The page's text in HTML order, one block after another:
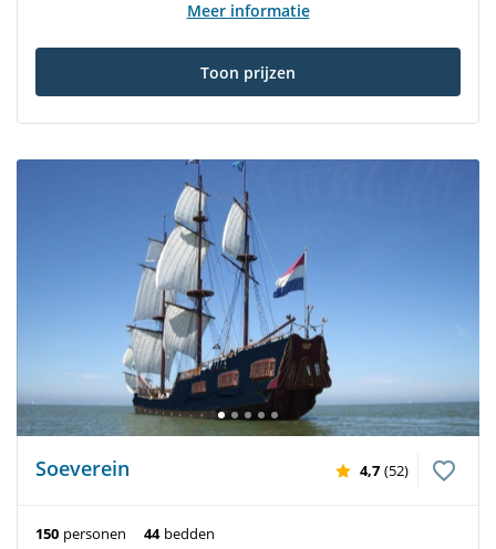
Meer informatie
Toon prijzen
Soeverein 4,7 (52)
150 personen 44 bedden